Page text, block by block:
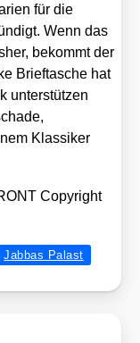
für die
Wenn das
bekommt der
Brief­ta­sche hat
unter­stüt­zen
Klas­si­ker
Copy­right
Jabbas Palast